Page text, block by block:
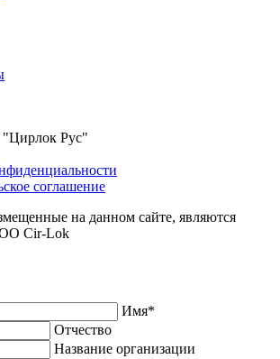
Рус"
соглашение
на данном сайте, являются
Cir-Lok
Имя*
Отчество
Название организации